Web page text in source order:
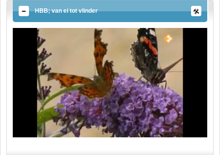
HBB; van ei tot vlinder